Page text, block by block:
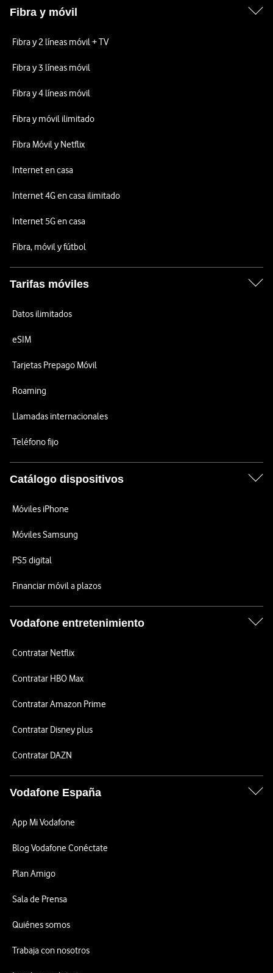
Fibra y móvil
Fibra y 2 líneas móvil + TV
Fibra y 3 líneas móvil
Fibra y 4 líneas móvil
Fibra y móvil ilimitado
Fibra Móvil y Netflix
Internet en casa
Internet 4G en casa ilimitado
Internet 5G en casa
Fibra, móvil y fútbol
Tarifas móviles
Datos ilimitados
eSIM
Tarjetas Prepago Móvil
Roaming
Llamadas internacionales
Teléfono fijo
Catálogo dispositivos
Móviles iPhone
Móviles Samsung
PS5 digital
Financiar móvil a plazos
Vodafone entretenimiento
Contratar Netflix
Contratar HBO Max
Contratar Amazon Prime
Contratar Disney plus
Contratar DAZN
Vodafone España
App Mi Vodafone
Blog Vodafone Conéctate
Plan Amigo
Sala de Prensa
Quiénes somos
Trabaja con nosotros